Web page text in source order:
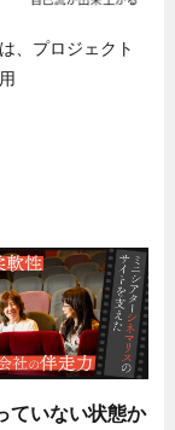
、プロジェクト
ていない状態か